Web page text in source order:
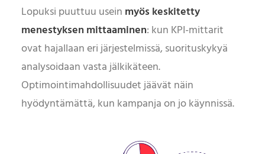
Lopuksi puuttuu usein myös keskitetty
menestyksen mittaaminen: kun KPI-mittarit
ovat hajallaan eri järjestelmissä, suorituskykyä
analysoidaan vasta jälkikäteen.
Optimointimahdollisuudet jäävät näin
hyödyntämättä, kun kampanja on jo käynnissä.